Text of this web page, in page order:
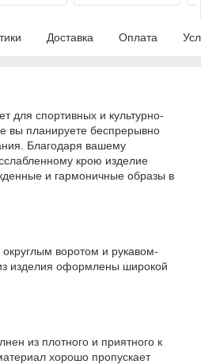
Доставка Оплата
для спортивных и культурно-
вы планируете беспрерывно
Благодаря вашему
крою изделие
и гармоничные образы в
воротом и рукавом-
изделия оформлены широкой
из плотного и приятного к
хорошо пропускает